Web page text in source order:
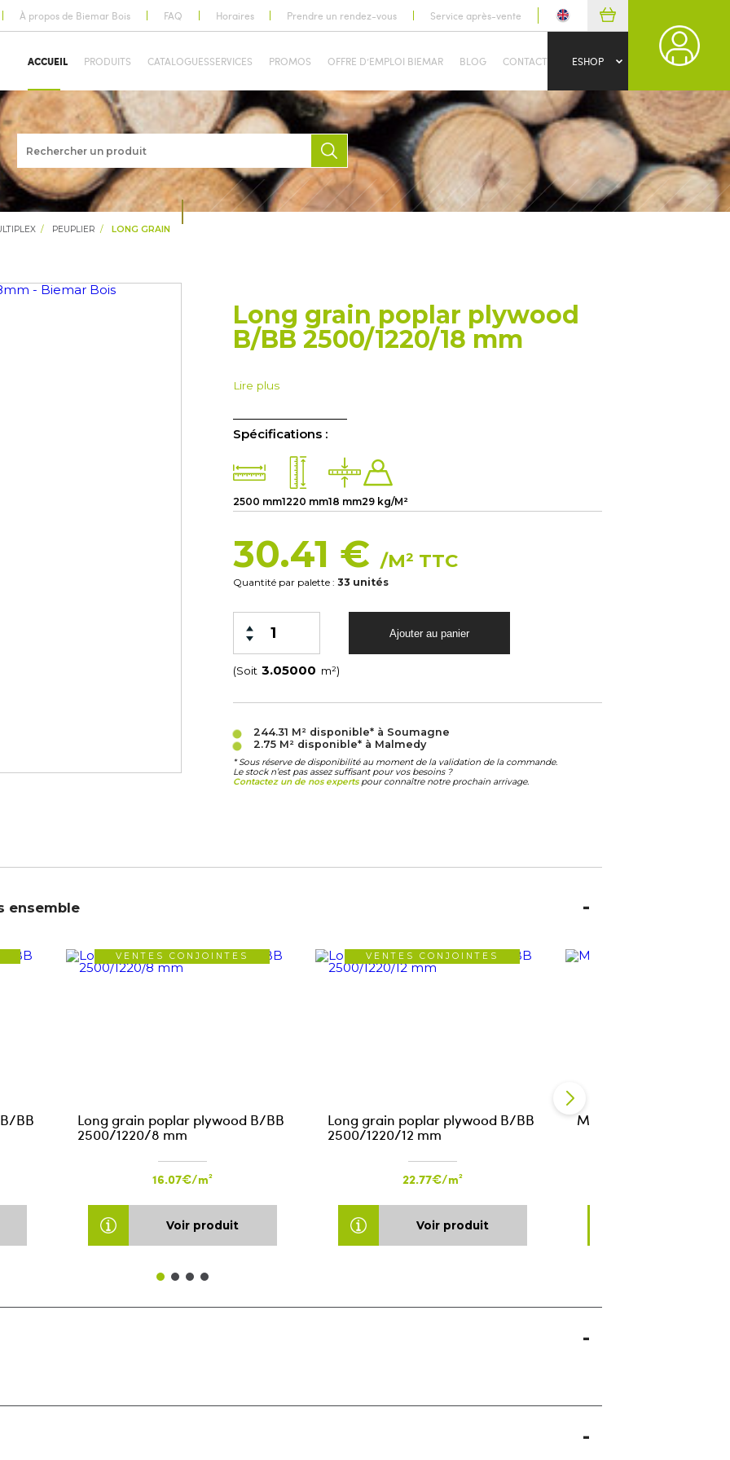
À propos de Biemar Bois FAQ Horaires Prendre un rendez-vous Service après-vente
ACCUEIL PRODUITS CATALOGUESSERVICES PROMOS OFFRE D’EMPLOI BIEMAR BLOG CONTACT ESHOP
PEUPLIER
LONG GRAIN
Long grain poplar plywood
B/BB 2500/1220/18 mm
Lire plus
Spécifications :
2500 mm1220 mm18 mm29 kg/M²
30.41 € /M² TTC
Quantité par palette : 33 unités
(Soit m²)
244.31 M² disponible* à Soumagne
2.75 M² disponible* à Malmedy
* Sous réserve de disponibilité au moment de la validation de la commande.
Le stock n’est pas assez suffisant pour vos besoins ?
Contactez un de nos expertspour connaître notre prochain arrivage.
ensemble
BB
VENTES CONJOINTES
Long grain poplar plywood B/BB
2500/1220/8 mm
16.07€/m²
Voir produit
VENTES CONJOINTES
Long grain poplar plywood B/BB
2500/1220/12 mm
22.77€/m²
Voir produit
MDF 18mm (Fibrabel)